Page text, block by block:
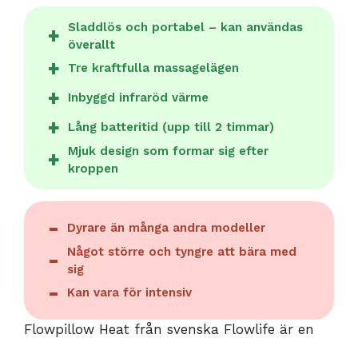
Sladdlös och portabel – kan användas
överallt
Tre kraftfulla massagelägen
Inbyggd infraröd värme
Lång batteritid (upp till 2 timmar)
Mjuk design som formar sig efter
kroppen
Dyrare än många andra modeller
Något större och tyngre att bära med
sig
Kan vara för intensiv
Flowpillow Heat från svenska Flowlife är en